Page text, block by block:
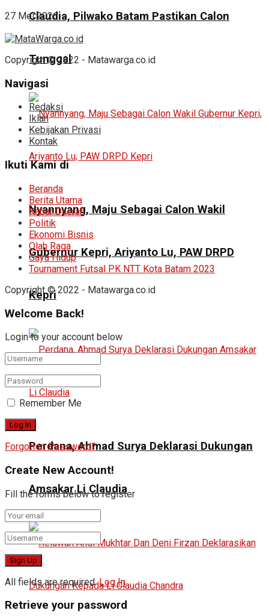
Claudia, Pilwako Batam Pastikan Calon
Tunggal
Nyannyang, Maju Sebagai Calon Wakil
Gubernur Kepri, Ariyanto Lu, PAW DRPD
Kepri
Perdana, Ahmad Surya Deklarasi Dukungan
Amsakar Li Claudia
27 Mei 2026
Copyright © 2022 - Matawarga.co.id
Navigasi
Redaksi
Iklan
Kebijakan Privasi
Kontak
Ikuti Kami di
Beranda
Berita Utama
Kabar Daerah
Politik
Ekonomi Bisnis
Olah Raga
Gaya Hidup
Tournament Futsal PK NTT Kota Batam 2023
Copyright © 2022 - Matawarga.co.id
Welcome Back!
Login to your account below
Remember Me
Forgotten Password?
Create New Account!
Fill the forms below to register
All fields are required. Log In
Retrieve your password